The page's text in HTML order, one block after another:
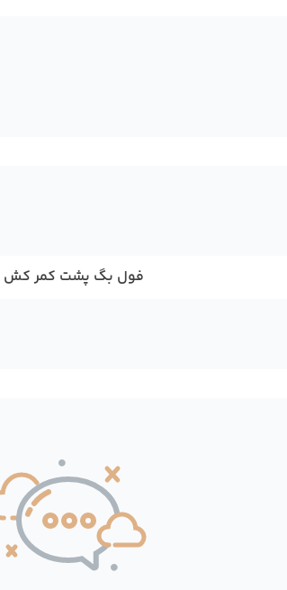
فول بگ پشت کمر کش